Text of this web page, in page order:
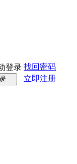
登录 找回密码
立即注册